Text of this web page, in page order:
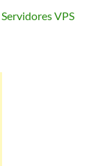
Servidores VPS